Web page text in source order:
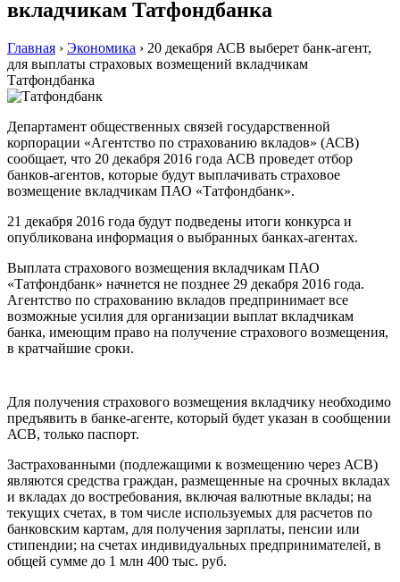
вкладчикам Татфондбанка
Главная › Экономика › 20 декабря АСВ выберет банк-агент,
для выплаты страховых возмещений вкладчикам
Татфондбанка
Департамент общественных связей государственной
корпорации «Агентство по страхованию вкладов» (АСВ)
сообщает, что 20 декабря 2016 года АСВ проведет отбор
банков-агентов, которые будут выплачивать страховое
возмещение вкладчикам ПАО «Татфондбанк».
21 декабря 2016 года будут подведены итоги конкурса и
опубликована информация о выбранных банках-агентах.
Выплата страхового возмещения вкладчикам ПАО
«Татфондбанк» начнется не позднее 29 декабря 2016 года.
Агентство по страхованию вкладов предпринимает все
возможные усилия для организации выплат вкладчикам
банка, имеющим право на получение страхового возмещения,
в кратчайшие сроки.
Для получения страхового возмещения вкладчику необходимо
предъявить в банке-агенте, который будет указан в сообщении
АСВ, только паспорт.
Застрахованными (подлежащими к возмещению через АСВ)
являются средства граждан, размещенные на срочных вкладах
и вкладах до востребования, включая валютные вклады; на
текущих счетах, в том числе используемых для расчетов по
банковским картам, для получения зарплаты, пенсии или
стипендии; на счетах индивидуальных предпринимателей, в
общей сумме до 1 млн 400 тыс. руб.